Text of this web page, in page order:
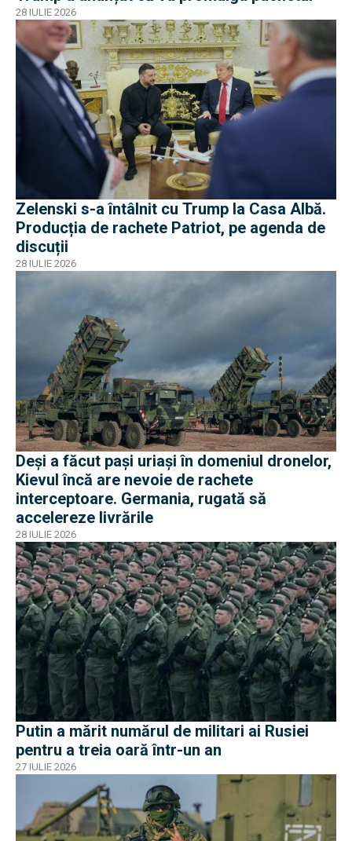
28 IULIE 2026
Zelenski s-a întâlnit cu Trump la Casa Albă.
Producția de rachete Patriot, pe agenda de
discuții
28 IULIE 2026
Deși a făcut pași uriași în domeniul dronelor,
Kievul încă are nevoie de rachete
interceptoare. Germania, rugată să
accelereze livrările
28 IULIE 2026
Putin a mărit numărul de militari ai Rusiei
pentru a treia oară într-un an
27 IULIE 2026